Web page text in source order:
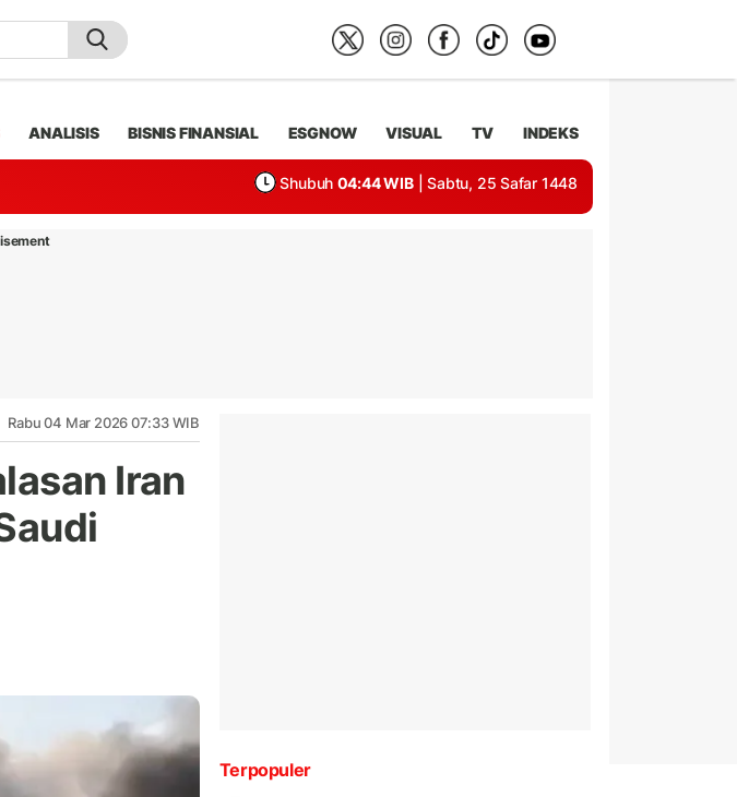
ANALISIS BISNIS FINANSIAL ESGNOW VISUAL TV INDEKS
Shubuh 04:44 WIB | Sabtu, 25 Safar 1448
Rabu 04 Mar 2026 07:33 WIB
Iran
Terpopuler